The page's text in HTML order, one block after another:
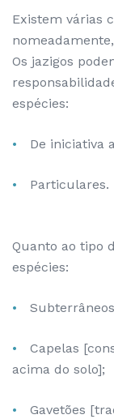
Existem várias
Os jazigos
espécies:
De iniciativa
Particulares.
Quanto ao tipo
espécies:
Capelas
acima do solo];
Gavetões